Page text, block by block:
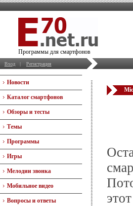
Программы для смартфонов
Вход | Регистрация
Новости
Каталог смартфонов
Обзоры и тесты
Темы
Программы
Игры
Мелодии звонка
Мобильное видео
Вопросы и ответы